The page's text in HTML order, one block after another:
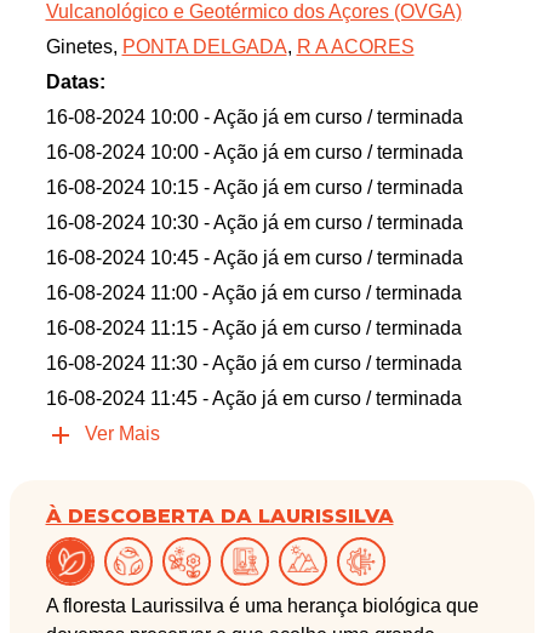
Vulcanológico e Geotérmico dos Açores (OVGA)
Ginetes, PONTA DELGADA, R A ACORES
Datas:
16-08-2024 10:00 - Ação já em curso / terminada
16-08-2024 10:00 - Ação já em curso / terminada
16-08-2024 10:15 - Ação já em curso / terminada
16-08-2024 10:30 - Ação já em curso / terminada
16-08-2024 10:45 - Ação já em curso / terminada
16-08-2024 11:00 - Ação já em curso / terminada
16-08-2024 11:15 - Ação já em curso / terminada
16-08-2024 11:30 - Ação já em curso / terminada
16-08-2024 11:45 - Ação já em curso / terminada
Ver Mais
À DESCOBERTA DA LAURISSILVA
A floresta Laurissilva é uma herança biológica que